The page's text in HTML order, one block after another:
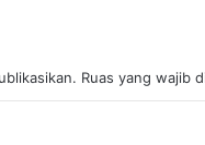
Ruas yang wajib